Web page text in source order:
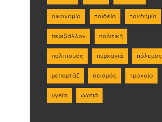
οικονομία παιδεία πανδημία
περιβάλλον πολιτική
πολιτισμός πυρκαγιά πόλεμος
ρεπορτάζ σεισμός τροχαίο
υγεία φωτιά